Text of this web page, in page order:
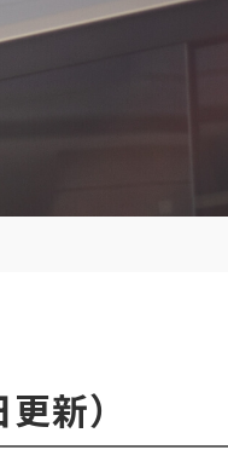
新）